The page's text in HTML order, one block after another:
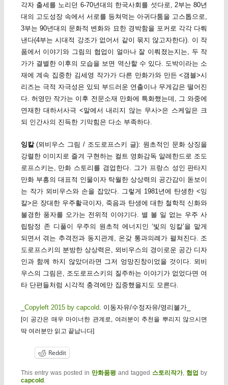
각자 출세를 노리던 6-70년대의 한국사회를 섯다로, 2부는 80년
대의 고도성장 속에서 서로를 등쳐먹는 아귀다툼을 고스톱으로,
3부는 90년대의 문화적 변화와 묘한 경박함을 포커로 각각 다뤄
낸다(4부는 시대적 강조가 없어서 같이 묶지 않고자한다). 이 작
품에서 이야기와 그림의 협업이 얼마나 잘 이뤄졌는지는, 두 작
가가 결별한 이후의 모습을 보면 역산할 수 있다. 도박이라는 소
재에 계속 집중한 김세영 작가가 다른 만화가와 만든 <갬블>시
리즈는 극적 자극성은 있되 부드러운 연출이나 무게감은 떨어진
다. 허영만 작가는 이후 전문소재 만화에 특화했는데, 그 와중에
연재한 대하서사극 <말에서 내리지 않는 무사>은 스케일은 크
되 인간사의 진득한 기막힘은 다소 부족하다.
잉칼(뫼비우스 그림 / 조도로프스키 글): 원초적인 문화 상징을
강렬한 이미지로 즐겨 구현하는 컬트 영화감독 알레한드로 조도
로프스키는, 만화 스토리를 겸업한다. 그가 프랑스 성인 판타지
만화 부흥의 대표적 인물이자 탁월한 상상력의 공간감이 돋보이
는 작가 뫼비우스와 손을 잡았다. 그렇게 1981년에 탄생한 <잉
칼>은 장대한 우주활극이자, 죽음과 탄생에 대한 철학적 신화와
불경한 풍자를 오가는 전위적 이야기다. 별 볼 일 없는 우주 사
립탐정 존 디풀이 우주의 원초적 에너지인 ‘빛의 잉칼’을 맡게
되면서 겪는 추격전과 동지관계, 온갖 통과의례가 펼쳐진다. 조
도로프스키의 분방한 상상력은, 뫼비우스의 경이로운 공간 디자
인과 함께 하지 않았더라면 그저 엉망진창이었을 것이다. 뫼비
우스의 그림은, 조도로프스키의 질주하는 이야기가 없었다면 여
타 단편들처럼 시각적 충격에만 집중했을지도 모른다.
Copyleft 2015 by capcold. 이동자유/수정자유/영리불가_
[이 공간은 매우 마이너한 관계로, 여러분이 추천을 뿌리지 않으시면
딱 여러분만 읽고 끝납니다]
Reddit
This entry was posted in 만화품평 and tagged스토리작가, 협업 by
capcold .